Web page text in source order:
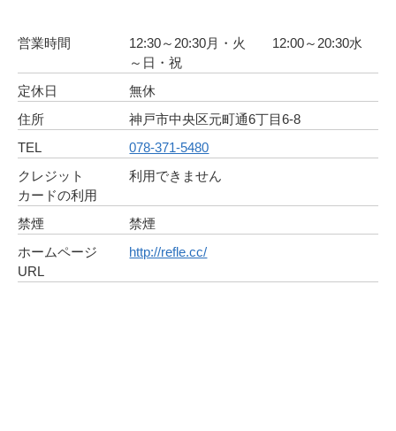
営業時間
12:30～20:30月・火 12:00～20:30水
～日・祝
定休日
無休
住所
神戸市中央区元町通6丁目6-8
TEL
078-371-5480
クレジット
カードの利用
利用できません
禁煙
禁煙
ホームページ
URL
http://refle.cc/